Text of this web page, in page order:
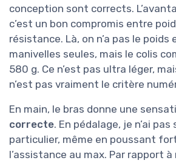
conception sont corrects.
c’est un bon compromis entre
résistance. Là, on n’a pas le poids
manivelles seules, mais le colis
580 g. Ce n’est pas ultra léger,
n’est pas vraiment le critère
En main, le bras donne une
correcte. En pédalage, je n’ai
particulier, même en poussant
l’assistance au max. Par rapport